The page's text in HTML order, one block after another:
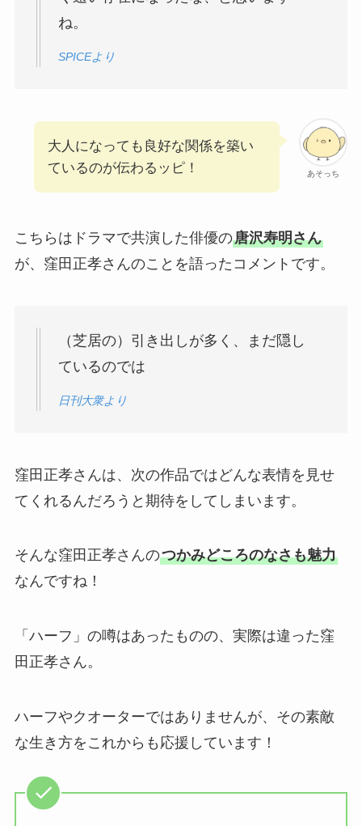
ね。
SPICEより
あそっち
大人になっても良好な関係を築い
ているのが伝わるッピ！
こちらはドラマで共演した俳優の唐沢寿明さん
が、窪田正孝さんのことを語ったコメントです。
（芝居の）引き出しが多く、まだ隠し
ているのでは
日刊大衆より
窪田正孝さんは、次の作品ではどんな表情を見せ
てくれるんだろうと期待をしてしまいます。
そんな窪田正孝さんのつかみどころのなさも魅力
なんですね！
「ハーフ」の噂はあったものの、実際は違った窪
田正孝さん。
ハーフやクオーターではありませんが、その素敵
な生き方をこれからも応援しています！